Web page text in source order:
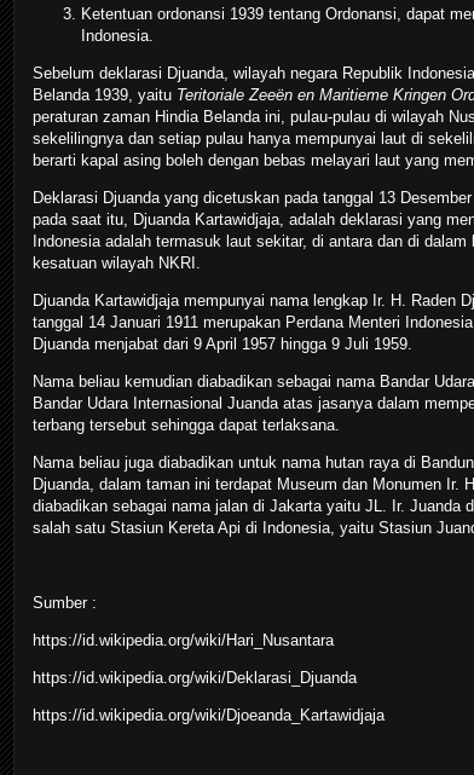
Ketentuan ordonansi 1939 tentang Ordonansi, dapat
Indonesia.
Sebelum deklarasi Djuanda, wilayah negara Republik
Belanda 1939, yaitu Teritoriale Zeeën en Maritieme Kringen
peraturan zaman Hindia Belanda ini, pulau-pulau di wilayah
sekelilingnya dan setiap pulau hanya mempunyai laut di
berarti kapal asing boleh dengan bebas melayari laut yang
Deklarasi Djuanda yang dicetuskan pada tanggal 13
pada saat itu, Djuanda Kartawidjaja, adalah deklarasi yang
Indonesia adalah termasuk laut sekitar, di antara dan di
kesatuan wilayah NKRI.
Djuanda Kartawidjaja mempunyai nama lengkap Ir. H. Raden
tanggal 14 Januari 1911 merupakan Perdana Menteri
Djuanda menjabat dari 9 April 1957 hingga 9 Juli 1959.
Nama beliau kemudian diabadikan sebagai nama Bandar
Bandar Udara Internasional Juanda atas jasanya dalam
terbang tersebut sehingga dapat terlaksana.
Nama beliau juga diabadikan untuk nama hutan raya di
Djuanda, dalam taman ini terdapat Museum dan Monumen Ir.
diabadikan sebagai nama jalan di Jakarta yaitu JL. Ir. Juanda
salah satu Stasiun Kereta Api di Indonesia, yaitu Stasiun
Sumber :
https://id.wikipedia.org/wiki/Hari_Nusantara
https://id.wikipedia.org/wiki/Deklarasi_Djuanda
https://id.wikipedia.org/wiki/Djoeanda_Kartawidjaja